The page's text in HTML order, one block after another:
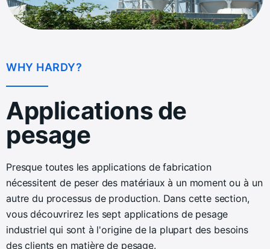
WHY HARDY?
Applications de
pesage
Presque toutes les applications de fabrication
nécessitent de peser des matériaux à un moment ou à un
autre du processus de production. Dans cette section,
vous découvrirez les sept applications de pesage
industriel qui sont à l'origine de la plupart des besoins
des clients en matière de pesage.